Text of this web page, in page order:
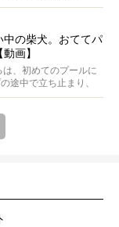
の柴犬。おててパ
画】
、初めてのプールに
途中で立ち止まり、